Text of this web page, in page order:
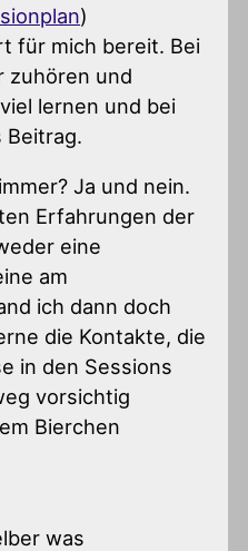
)
für mich bereit. Bei
zuhören und
lernen und bei
Beitrag.
Ja und nein.
Erfahrungen der
eine
am
ich dann doch
die Kontakte, die
in den Sessions
vorsichtig
Bierchen
was